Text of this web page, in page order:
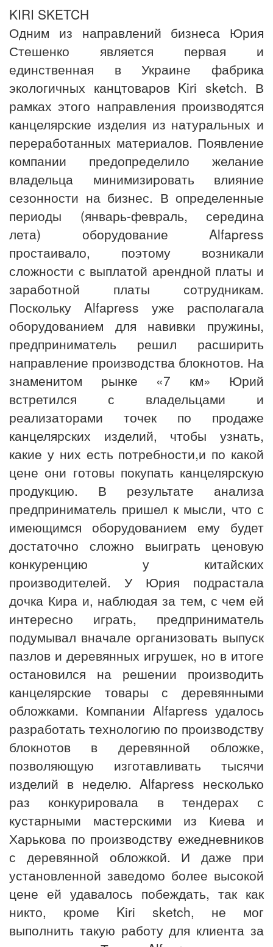
KIRI SKETCH
Одним из направлений бизнеса Юрия
Стешенко является первая и
единственная в Украине фабрика
экологичных канцтоваров Kiri sketch. В
рамках этого направления производятся
канцелярские изделия из натуральных и
переработанных материалов. Появление
компании предопределило желание
владельца минимизировать влияние
сезонности на бизнес. В определенные
периоды (январь-февраль, середина
лета) оборудование Alfapress
простаивало, поэтому возникали
сложности с выплатой арендной платы и
заработной платы сотрудникам.
Поскольку Alfapress уже располагала
оборудованием для навивки пружины,
предприниматель решил расширить
направление производства блокнотов. На
знаменитом рынке «7 км» Юрий
встретился с владельцами и
реализаторами точек по продаже
канцелярских изделий, чтобы узнать,
какие у них есть потребности,и по какой
цене они готовы покупать канцелярскую
продукцию. В результате анализа
предприниматель пришел к мысли, что с
имеющимся оборудованием ему будет
достаточно сложно выиграть ценовую
конкуренцию у китайских
производителей. У Юрия подрастала
дочка Кира и, наблюдая за тем, с чем ей
интересно играть, предприниматель
подумывал вначале организовать выпуск
пазлов и деревянных игрушек, но в итоге
остановился на решении производить
канцелярские товары с деревянными
обложками. Компании Alfapress удалось
разработать технологию по производству
блокнотов в деревянной обложке,
позволяющую изготавливать тысячи
изделий в неделю. Alfapress несколько
раз конкурировала в тендерах с
кустарными мастерскими из Киева и
Харькова по производству ежедневников
с деревянной обложкой. И даже при
установленной заведомо более высокой
цене ей удавалось побеждать, так как
никто, кроме Kiri sketch, не мог
выполнить такую работу для клиента за